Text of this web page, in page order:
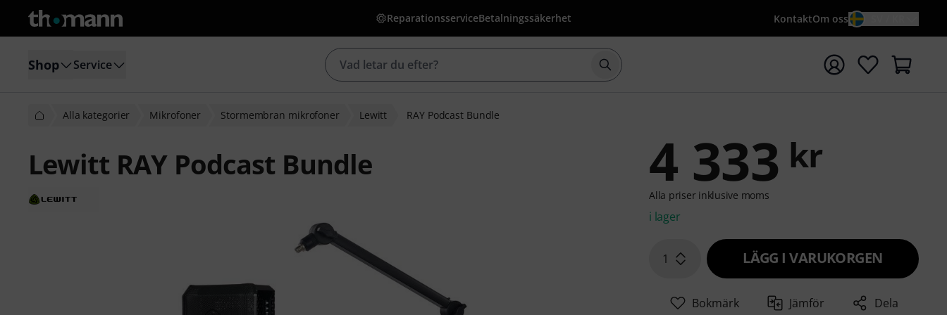
ReparationsserviceBetalningssäkerhet KontaktOm oss
Shop Service Börja sökningen med söktermen {searchTerm}
Alla kategorier Mikrofoner Stormembran mikrofoner Lewitt RAY Podcast Bundle
Lewitt RAY Podcast Bundle 4 333 kr
Alla priser inklusive moms
i lager
1 LÄGG I VARUKORGEN
Bokmärk Jämför Dela